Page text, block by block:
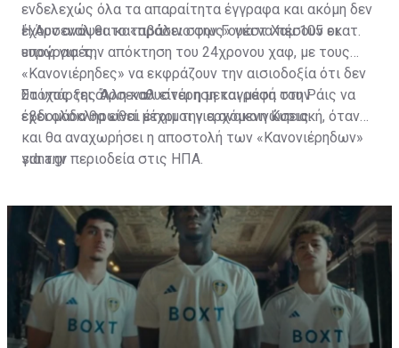
ενδελεχώς όλα τα απαραίτητα έγγραφα και ακόμη δεν
έχουν ανάψει το «πράσινο φως» για να πέσουν οι
υπογραφές.
Η Άρσεναλ θα καταβάλει στην Γουέστ Χαμ 105 εκατ.
ευρώ για την απόκτηση του 24χρονου χαφ, με τους
«Κανονιέρηδες» να εκφράζουν την αισιοδοξία ότι δεν
θα υπάρξει άλλη καθυστέρηση και μέσα στην
εβδομάδα θα είναι έτοιμοι για ανακοινώσεις.
Στόχος της Άρσεναλ είναι η μεταγραφή του Ράις να
έχει ολοκληρωθεί μέχρι την ερχόμενη Κυριακή, όταν
και θα αναχωρήσει η αποστολή των «Κανονιέρηδων»
για την περιοδεία στις ΗΠΑ.
sdna.gr